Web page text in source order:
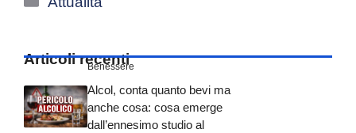
Articoli recenti
Benessere
Alcol, conta quanto bevi ma
anche cosa: cosa emerge
dall’ennesimo studio al